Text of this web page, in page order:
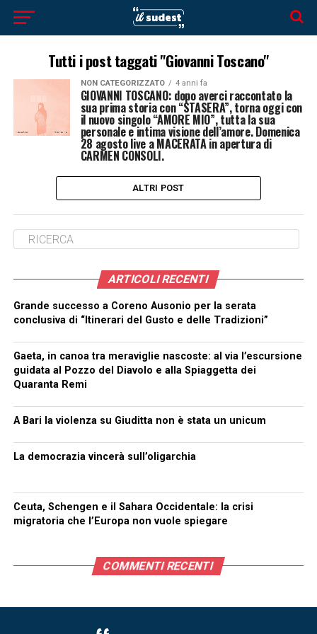
Tutti i post taggati "Giovanni Toscano"
NON CATEGORIZZATO 4 anni fa
GIOVANNI TOSCANO: dopo averci raccontato la
sua prima storia con “STASERA”, torna oggi con
il nuovo singolo “AMORE MIO”, tutta la sua
personale e intima visione dell’amore. Domenica
28 agosto live a MACERATA in apertura di
CARMEN CONSOLI.
ALTRI POST
ARTICOLI RECENTI
Grande successo a Coreno Ausonio per la serata
conclusiva di “Itinerari del Gusto e delle Tradizioni”
Gaeta, in canoa tra meraviglie nascoste: al via l’escursione
guidata al Pozzo del Diavolo e alla Spiaggetta dei
Quaranta Remi
A Bari la violenza su Giuditta non è stata un unicum
La democrazia vincerà sull’oligarchia
Ceuta, Schengen e il Sahara Occidentale: la crisi
migratoria che l’Europa non vuole spiegare
COMMENTI RECENTI